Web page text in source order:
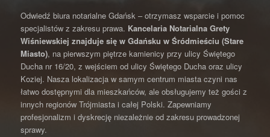
Odwiedź biura notarialne Gdańsk – otrzymasz wsparcie i pomoc
specjalistów z zakresu prawa. Kancelaria Notarialna Grety
Wiśniewskiej znajduje się w Gdańsku w Śródmieściu (Stare
Miasto), na pierwszym piętrze kamienicy przy ulicy Świętego
Ducha nr 16/20, z wejściem od ulicy Świętego Ducha oraz ulicy
Koziej. Nasza lokalizacja w samym centrum miasta czyni nas
łatwo dostępnymi dla mieszkańców, ale obsługujemy też gości z
innych regionów Trójmiasta i całej Polski. Zapewniamy
profesjonalizm i dyskrecję niezależnie od zakresu prowadzonej
sprawy.